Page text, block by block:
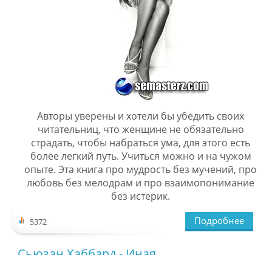
Авторы уверены и хотели бы убедить своих
читательниц, что женщине не обязательно
страдать, чтобы набраться ума, для этого есть
более легкий путь. Учиться можно и на чужом
опыте. Эта книга про мудрость без мучений, про
любовь без мелодрам и про взаимопонимание
без истерик.
5372 Подробнее